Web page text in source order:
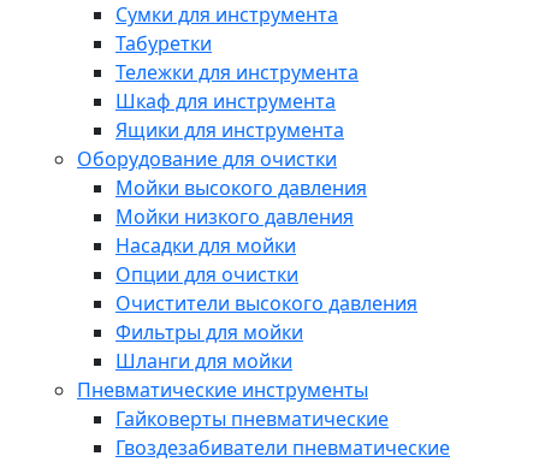
Сумки для инструмента
Табуретки
Тележки для инструмента
Шкаф для инструмента
Ящики для инструмента
Оборудование для очистки
Мойки высокого давления
Мойки низкого давления
Насадки для мойки
Опции для очистки
Очистители высокого давления
Фильтры для мойки
Шланги для мойки
Пневматические инструменты
Гайковерты пневматические
Гвоздезабиватели пневматические